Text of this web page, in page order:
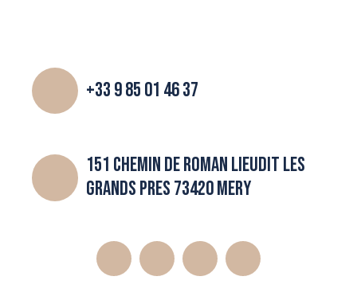
+33 9 85 01 46 37
151 CHEMIN DE ROMAN LIEUDIT LES
GRANDS PRES 73420 MERY